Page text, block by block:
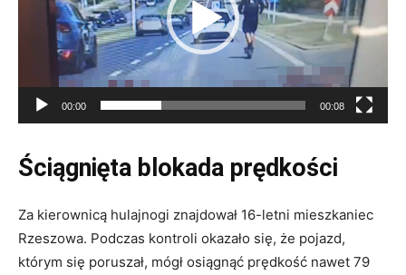
00:00 00:08
Ściągnięta blokada prędkości
Za kierownicą hulajnogi znajdował 16-letni mieszkaniec
Rzeszowa. Podczas kontroli okazało się, że pojazd,
którym się poruszał, mógł osiągnąć prędkość nawet 79